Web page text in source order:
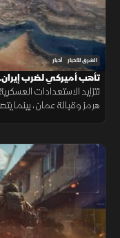
الشرق للأخبار أخبار
تأهب أميركي لضرب
تتزايد الاستعدادات
هرمز وقبالة عمان، بينما